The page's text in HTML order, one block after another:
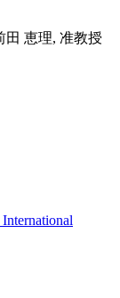
田 恵理, 准教授